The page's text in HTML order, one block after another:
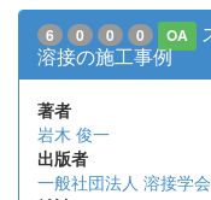
6 0 0 0 OA
溶接の施工事例
著者
岩木 俊一
出版者
一般社団法人 溶接学会